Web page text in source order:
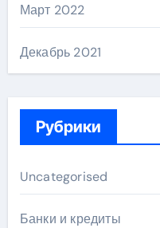
Март 2022
Декабрь 2021
Рубрики
Uncategorised
Банки и кредиты